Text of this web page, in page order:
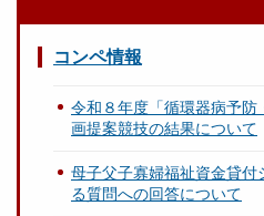
コンペ情報
令和８年度「循環器病予
画提案競技の結果について
母子父子寡婦福祉資金貸付
る質問への回答について